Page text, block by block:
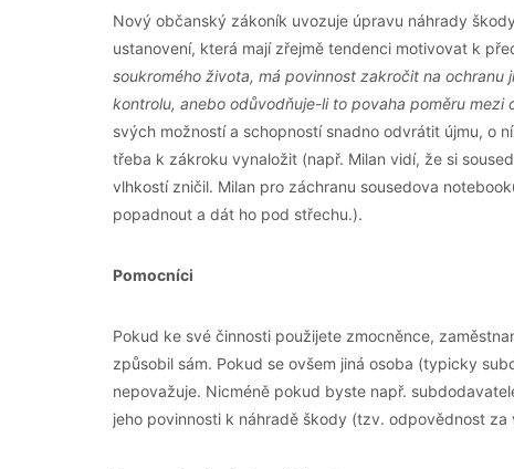
Nový občanský zákoník uvozuje úpravu náhrady
ustanovení, která mají zřejmě tendenci motivovat k
soukromého života, má povinnost zakročit na
kontrolu, anebo odůvodňuje-li to povaha poměru mezi
svých možností a schopností snadno odvrátit újmu, o
třeba k zákroku vynaložit (např. Milan vidí, že si
vlhkostí zničil. Milan pro záchranu sousedova
popadnout a dát ho pod střechu.).
Pomocníci
Pokud ke své činnosti použijete zmocněnce,
způsobil sám. Pokud se ovšem jiná osoba (typicky
nepovažuje. Nicméně pokud byste např.
jeho povinnosti k náhradě škody (tzv. odpovědnost za